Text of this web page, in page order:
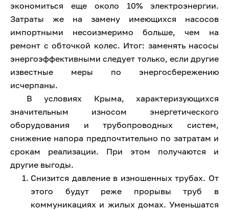
экономиться еще около 10% электроэнергии.
Затраты же на замену имеющихся насосов
импортными несоизмеримо больше, чем на
ремонт с обточкой колес. Итог: заменять насосы
энергоэффективными следует только, если другие
известные меры по энергосбережению
исчерпаны.
В условиях Крыма, характеризующихся
значительным износом энергетического
оборудования и трубопроводных систем,
снижение напора предпочтительно по затратам и
срокам реализации. При этом получаются и
другие выгоды.
Снизится давление в изношенных трубах. От
этого будут реже прорывы труб в
коммуникациях и жилых домах. Уменьшатся